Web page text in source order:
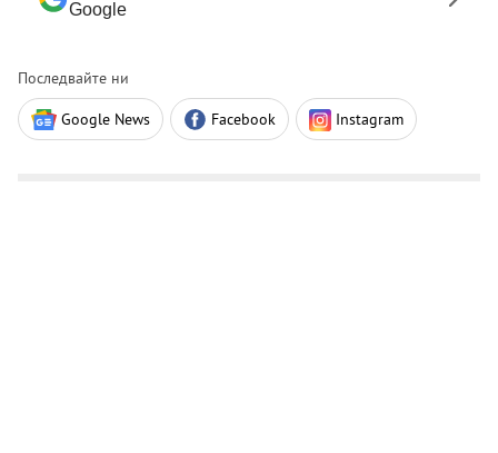
Google
Последвайте ни
Google News Facebook Instagram